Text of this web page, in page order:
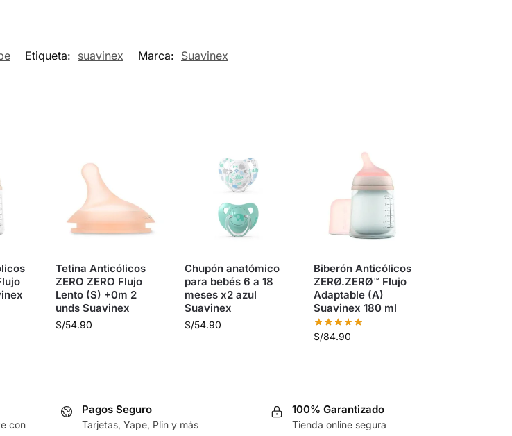
Etiqueta: suavinex Marca: Suavinex
Tetina Anticólicos
ZERO ZERO Flujo
Lento (S) +0m 2
unds Suavinex
S/54.90
Chupón anatómico
para bebés 6 a 18
meses x2 azul
Suavinex
S/54.90
Biberón Anticólicos
ZERØ.ZERØ™ Flujo
Adaptable (A)
Suavinex 180 ml
S/84.90
con
Pagos Seguro
Tarjetas, Yape, Plin y más
100% Garantizado
Tienda online segura